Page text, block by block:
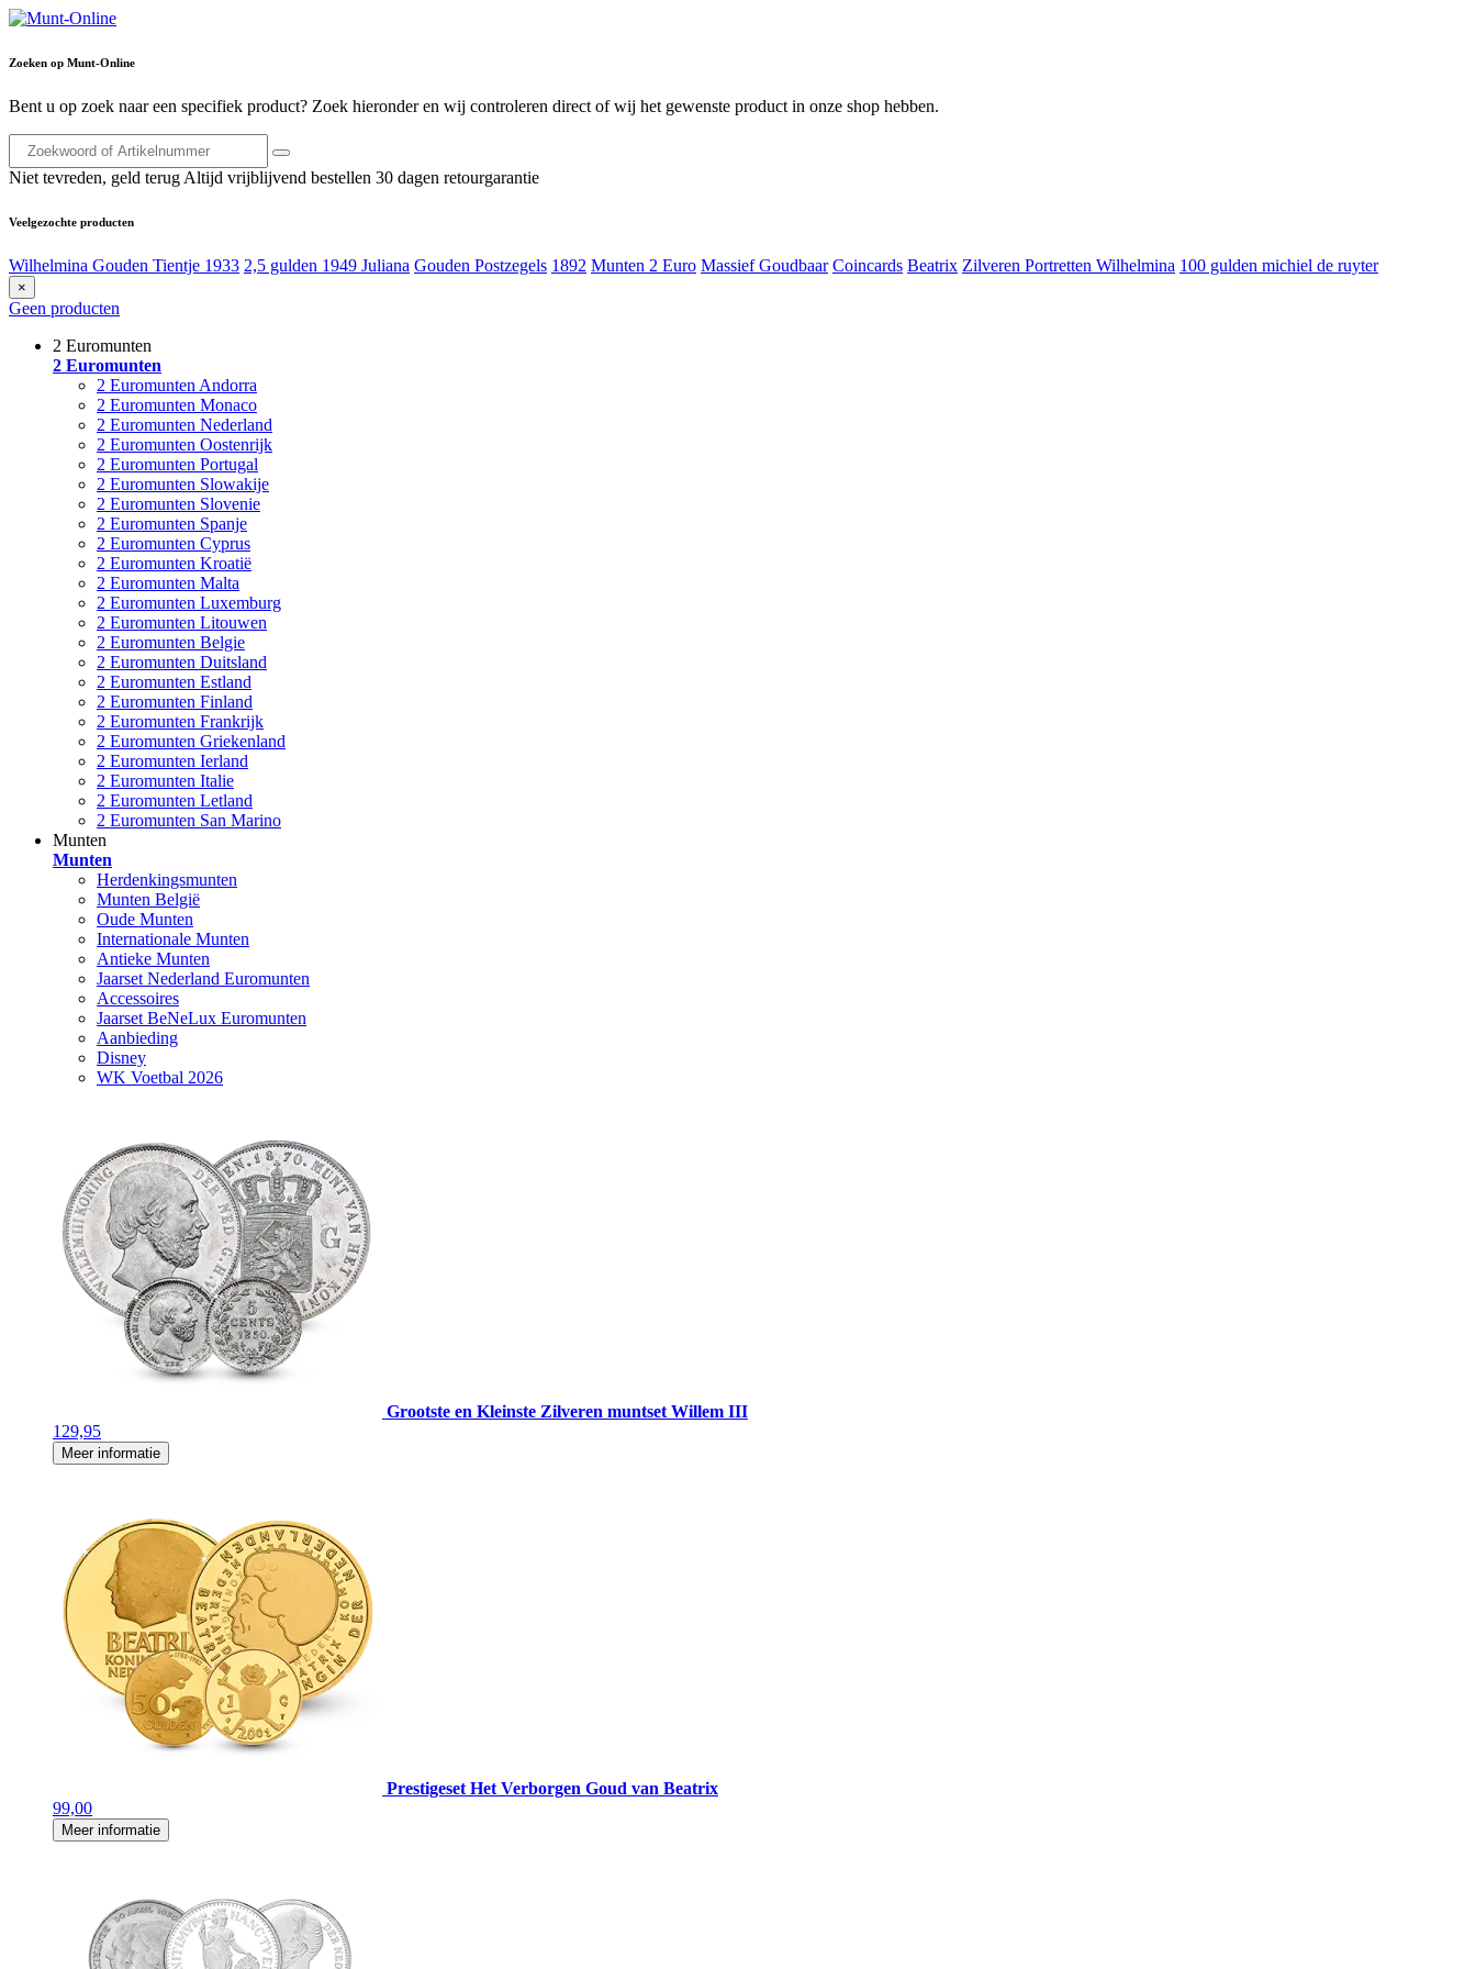
Zoeken op Munt-Online
Bent u op zoek naar een specifiek product? Zoek hieronder en wij controleren direct of wij het gewenste product in onze shop hebben.
Niet tevreden, geld terug Altijd vrijblijvend bestellen 30 dagen retourgarantie
Veelgezochte producten
Wilhelmina Gouden Tientje 1933 2,5 gulden 1949 Juliana Gouden Postzegels 1892 Munten 2 Euro Massief Goudbaar Coincards Beatrix Zilveren Portretten Wilhelmina 100 gulden michiel de ruyter
×
Geen producten
2 Euromunten
2 Euromunten
2 Euromunten Andorra
2 Euromunten Monaco
2 Euromunten Nederland
2 Euromunten Oostenrijk
2 Euromunten Portugal
2 Euromunten Slowakije
2 Euromunten Slovenie
2 Euromunten Spanje
2 Euromunten Cyprus
2 Euromunten Kroatië
2 Euromunten Malta
2 Euromunten Luxemburg
2 Euromunten Litouwen
2 Euromunten Belgie
2 Euromunten Duitsland
2 Euromunten Estland
2 Euromunten Finland
2 Euromunten Frankrijk
2 Euromunten Griekenland
2 Euromunten Ierland
2 Euromunten Italie
2 Euromunten Letland
2 Euromunten San Marino
Munten
Munten
Herdenkingsmunten
Munten België
Oude Munten
Internationale Munten
Antieke Munten
Jaarset Nederland Euromunten
Accessoires
Jaarset BeNeLux Euromunten
Aanbieding
Disney
WK Voetbal 2026
Grootste en Kleinste Zilveren muntset Willem III
129,95
Meer informatie
Prestigeset Het Verborgen Goud van Beatrix
99,00
Meer informatie